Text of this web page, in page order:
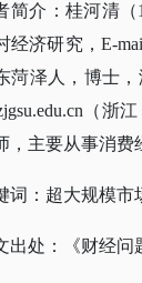
简介：桂河清（
经济研究，E-
菏泽人，博士
（浙
，主要从事消费
词：超大规模市
出处：《财经问